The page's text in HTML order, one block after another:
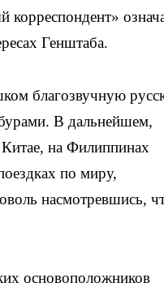
корреспондент»
Генштаба.
благозвучную
В дальнейшем,
на Филиппинах
по миру,
насмотревшись,
основоположников